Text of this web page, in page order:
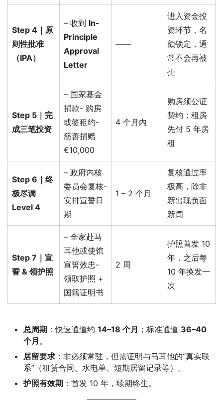
Step 4｜原
则性批准
（IPA）
– 收到 In-
Principle
Approval
Letter
——
进入资金投
资环节，名
额锁定，通
常不会再被
拒
Step 5｜完
成三笔投资
– 国家基金
捐款- 购房
或签租约-
慈善捐赠
€10,000
4 个月内
购房须公证
契约；租房
先付 5 年房
租
Step 6｜终
极尽调
Level 4
– 政府内核
委员会复核-
安排宣誓日
期
1 – 2 个月
复核通过率
极高，除非
新出现负面
新闻
Step 7｜宣
誓 & 领护照
– 全家赴马
耳他或使馆
宣誓效忠-
领取护照 +
国籍证明书
2 周
护照首发 10
年，之后每
10 年换发一
次
总周期 ：快速通道约 14–18 个月 ；标准通道 36–40
个月 。
居留要求 ：非必须常驻，但需证明与马耳他的“真实联
系”（租赁合同、水电单、短期居留记录等）。
护照有效期 ：首发 10 年，续期终生。